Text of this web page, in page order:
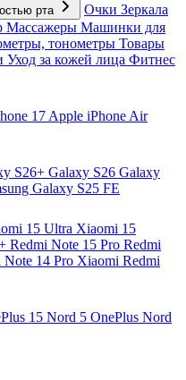
рта Очки Зеркала
Массажеры Машинки для
тонометры Товары
Уход за кожей лица Фитнес
17 Apple iPhone Air
S26+ Galaxy S26 Galaxy
Galaxy S25 FE
15 Ultra Xiaomi 15
Redmi Note 15 Pro Redmi
Note 14 Pro Xiaomi Redmi
15 Nord 5 OnePlus Nord